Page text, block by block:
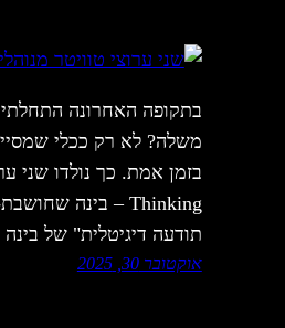
בתקופה האחרונה התחלתי
משלה? לא רק ככלי
תודעה דיגיטלית" של
אוקטובר 30, 2025